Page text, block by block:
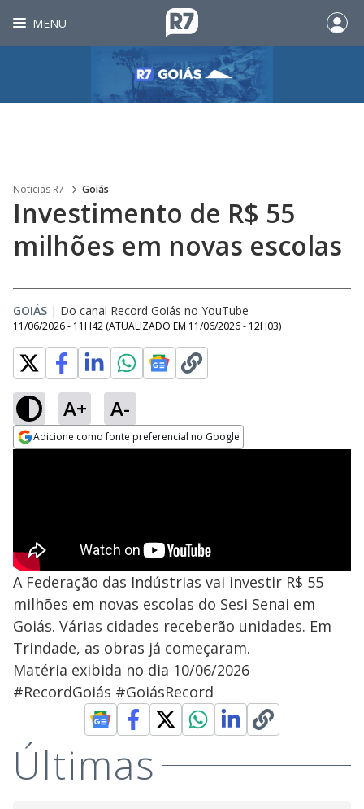
MENU
Noticias R7 Goiás
Investimento de R$ 55
milhões em novas escolas
GOIÁS | Do canal Record Goiás no YouTube
11/06/2026 - 11H42 (ATUALIZADO EM 11/06/2026 - 12H03)
A+ A-
Adicione como fonte preferencial no Google
A Federação das Indústrias vai investir R$ 55
milhões em novas escolas do Sesi Senai em
Goiás. Várias cidades receberão unidades. Em
Trindade, as obras já começaram.
Matéria exibida no dia 10/06/2026
#RecordGoiás #GoiásRecord
Últimas